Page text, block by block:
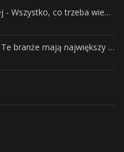
Sprzedaż udziałów w spółce jawnej - Wszystko, co trzeba wiedzieć.
Własna firma chodzi Ci po głowie? Te branże mają największy potencjał rozwoju